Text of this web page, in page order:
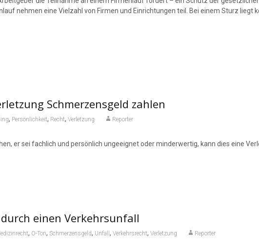
nehmen eine Vielzahl von Firmen und Einrichtungen teil. Bei einem Sturz liegt
Schmerzensgeld zahlen
, Persönlichkeit, Recht, Verletzung Reporter
er sei fachlich und persönlich ungeeignet oder minderwertig, kann dies eine
einen Verkehrsunfall
, O-Ton, Schmerzensgeld, Unfall , Verkehrsrecht, Verletzung Reporter